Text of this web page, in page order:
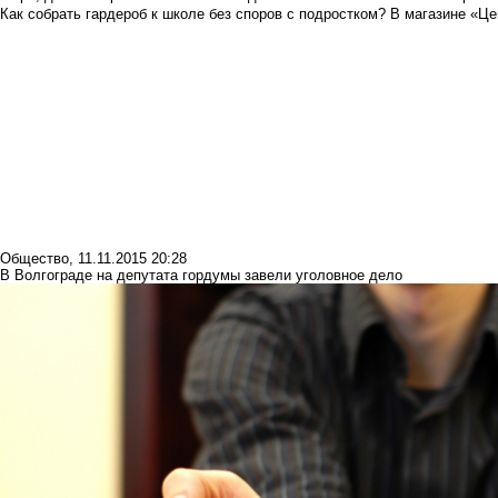
Как собрать гардероб к школе без споров с подростком? В магазине
Общество, 11.11.2015 20:28
В Волгограде на депутата гордумы завели уголовное дело